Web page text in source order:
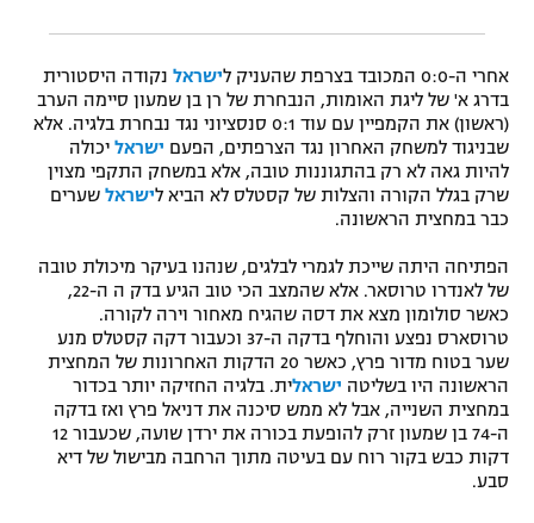
תקנון עבור פעילות אלקטרה
תקנון עבור פעילות ספורט 1 – "מרלן"
תנאי שימוש
מדיניות פרטיות
תקנון פעילות ספורט 1
רשיון להקרנה פומבית לבית עסק
הצטרפות לחבילת הערוצים
לוח דרושים – ג'ובנט
בייסבול MLB
ספורט אתגרי ואקסטרים
אומנויות לחימה
אחרי ה-0:0 המכובד בצרפת שהעניק ל ישראל נקודה היסטורית
בדרג א' של ליגת האומות, הנבחרת של רן בן שמעון סיימה הערב
(ראשון) את הקמפיין עם עוד 0:1 סנסציוני נגד נבחרת בלגיה. אלא
שבניגוד למשחק האחרון נגד הצרפתים, הפעם ישראל יכולה
להיות גאה לא רק בהתגוננות טובה, אלא במשחק התקפי מצוין
שרק בגלל הקורה והצלות של קסטלס לא הביא לישראל שערים
כבר במחצית הראשונה.
הפתיחה היתה שייכת לגמרי לבלגים, שנהנו בעיקר מיכולת טובה
של לאנדרו טרוסאר. אלא שהמצב הכי טוב הגיע בדק ה ה-22,
כאשר סולומון מצא את דסה שהגיח מאחור וירה לקורה.
טרוסארס נפצע והוחלף בדקה ה-37 וכעבור דקה קסטלס מנע
שער בטוח מדור פרץ, כאשר 20 הדקות האחרונות של המחצית
הראשונה היו בשליטה ישראלית. בלגיה החזיקה יותר בכדור
במחצית השנייה, אבל לא ממש סיכנה את דניאל פרץ ואז בדקה
ה-74 בן שמעון זרק להופעת בכורה את ירדן שועה, שכעבור 12
דקות כבש בקור רוח עם בעיטה מתוך הרחבה מבישול של דיא
סבע.